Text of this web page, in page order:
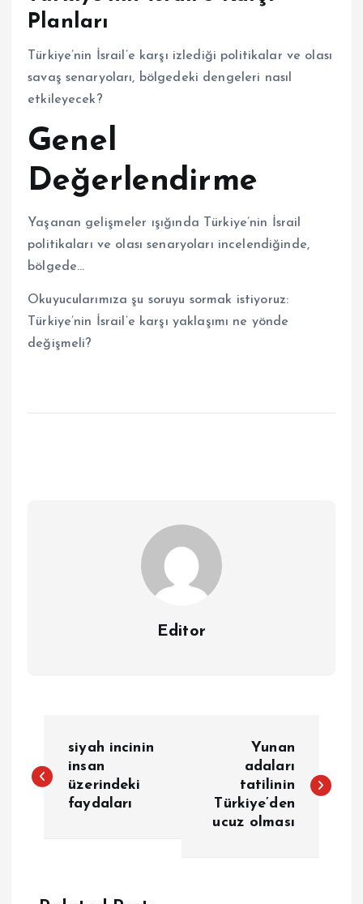
Planları
Türkiye’nin İsrail’e karşı izlediği politikalar ve olası
savaş senaryoları, bölgedeki dengeleri nasıl
etkileyecek?
Genel
Değerlendirme
Yaşanan gelişmeler ışığında Türkiye’nin İsrail
politikaları ve olası senaryoları incelendiğinde,
bölgede…
Okuyucularımıza şu soruyu sormak istiyoruz:
Türkiye’nin İsrail’e karşı yaklaşımı ne yönde
değişmeli?
Editor
a
g
siyah incinin
insan
üzerindeki
faydaları
Yunan
adaları
tatilinin
Türkiye’den
ucuz olması